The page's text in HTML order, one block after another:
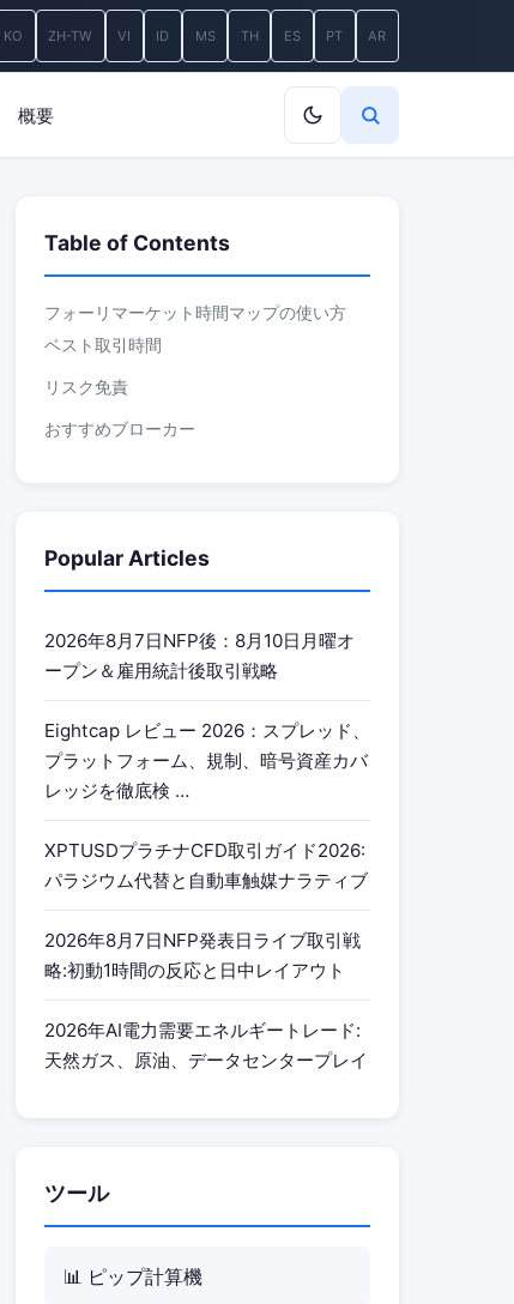
KO ZH-TW VI ID MS TH ES PT AR
概要
Table of Contents
フォーリマーケット時間マップの使い方
ベスト取引時間
リスク免責
おすすめブローカー
Popular Articles
2026年8月7日NFP後：8月10日月曜オ
ープン＆雇用統計後取引戦略
Eightcap レビュー 2026：スプレッド、
プラットフォーム、規制、暗号資産カバ
レッジを徹底検 …
XPTUSDプラチナCFD取引ガイド2026:
パラジウム代替と自動車触媒ナラティブ
2026年8月7日NFP発表日ライブ取引戦
略:初動1時間の反応と日中レイアウト
2026年AI電力需要エネルギートレード:
天然ガス、原油、データセンタープレイ
ツール
📊 ピップ計算機